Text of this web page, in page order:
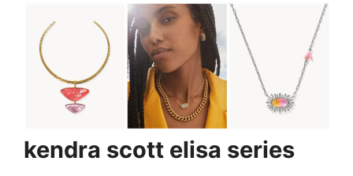
kendra scott elisa series